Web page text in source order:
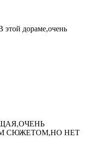
дораме,очень
СЮЖЕТОМ,НО НЕТ